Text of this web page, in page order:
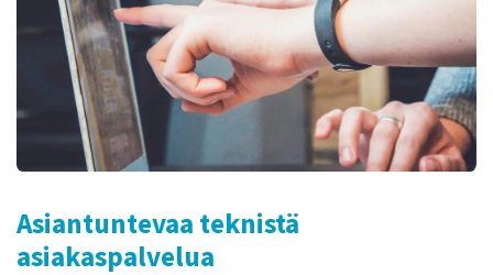
Asiantuntevaa teknistä
asiakaspalvelua